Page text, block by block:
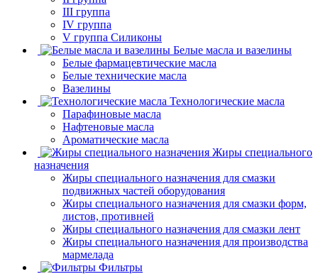
III группа
IV группа
V группа Силиконы
Белые масла и вазелины
Белые фармацевтические масла
Белые технические масла
Вазелины
Технологические масла
Парафиновые масла
Нафтеновые масла
Ароматические масла
Жиры специального
назначения
Жиры специального назначения для смазки
подвижных частей оборудования
Жиры специального назначения для смазки форм,
листов, противней
Жиры специального назначения для смазки лент
Жиры специального назначения для производства
мармелада
Фильтры